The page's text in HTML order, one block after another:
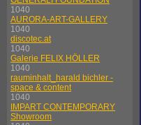
1040
AURORA-ART-GALLERY
1040
discotec.at
1040
Galerie FELIX HÖLLER
1040
rauminhalt_harald bichler -
space & content
1040
IMPART CONTEMPORARY
Showroom